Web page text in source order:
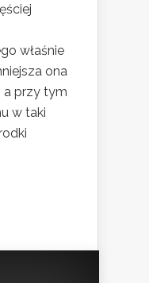
właśnie
ona
a przy tym
w taki